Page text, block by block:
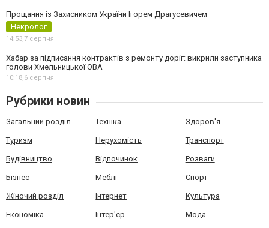
Прощання із Захисником України Ігорем Драгусевичем
Некролог
14:53,7 серпня
Хабар за підписання контрактів з ремонту доріг: викрили заступника
голови Хмельницької ОВА
10:18,6 серпня
Рубрики новин
Загальний розділ Техніка Здоров'я
Туризм Нерухомість Транспорт
Будівництво Відпочинок Розваги
Бізнес Меблі Спорт
Жіночий розділ Інтернет Культура
Економіка Інтер'єр Мода